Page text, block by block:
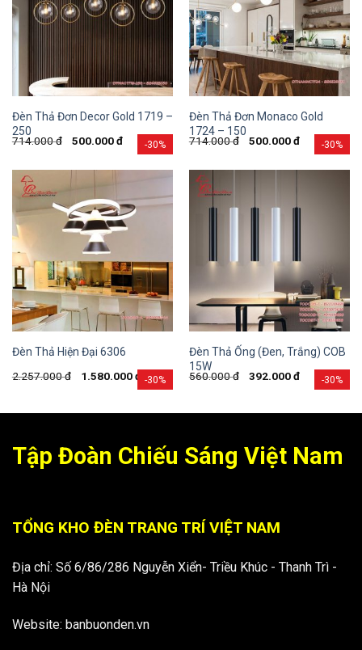
-30%
Đèn Thả Đơn Decor Gold 1719 –
250
714.000đ 500.000đ -30%
Đèn Thả Đơn Monaco Gold
1724 – 150
714.000đ 500.000đ
-30%
Đèn Thả Hiện Đại 6306
2.257.000đ 1.580.000đ -30%
Đèn Thả Ống (Đen, Trắng) COB
15W
560.000đ 392.000đ
Tập Đoàn Chiếu Sáng Việt Nam
TỔNG KHO ĐÈN TRANG TRÍ VIỆT NAM
Địa chỉ: Số 6/86/286 Nguyễn Xiển- Triều Khúc - Thanh Trì -
Hà Nội
Website: banbuonden.vn